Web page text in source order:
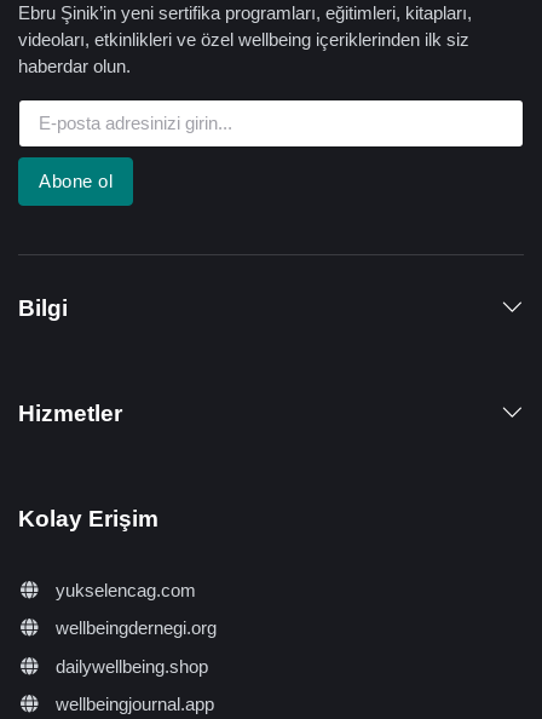
Ebru Şinik’in yeni sertifika programları, eğitimleri, kitapları,
videoları, etkinlikleri ve özel wellbeing içeriklerinden ilk siz
haberdar olun.
Abone ol
Bilgi
Hizmetler
Kolay Erişim
yukselencag.com
wellbeingdernegi.org
dailywellbeing.shop
wellbeingjournal.app